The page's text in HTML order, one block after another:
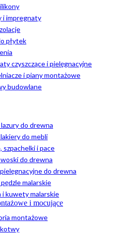
i impregnaty
płytek
czyszczące i pielęgnacyjne
i piany montażowe
budowlane
do drewna
do mebli
szpachelki i pace
do drewna
do drewna
pędzle malarskie
i kuwety malarskie
i mocujące
montażowe
kotwy